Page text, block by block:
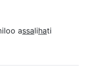
assalihati